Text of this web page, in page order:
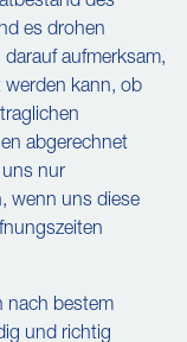
es drohen
aufmerksam,
werden kann, ob
abgerechnet
nur
wenn uns diese
nach bestem
und richtig